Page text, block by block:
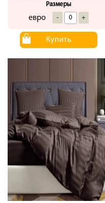
Размеры
евро - +
Купить